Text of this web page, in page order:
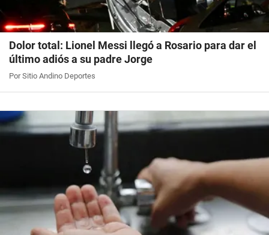
Dolor total: Lionel Messi llegó a Rosario para dar el
último adiós a su padre Jorge
Por Sitio Andino Deportes